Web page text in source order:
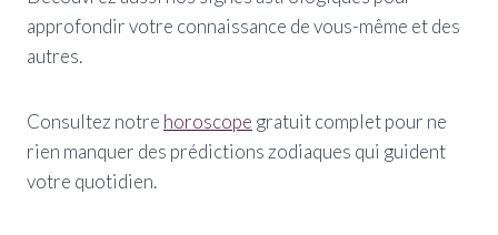
approfondir votre connaissance de vous-même et des
autres.
Consultez notre horoscope gratuit complet pour ne
rien manquer des prédictions zodiaques qui guident
votre quotidien.